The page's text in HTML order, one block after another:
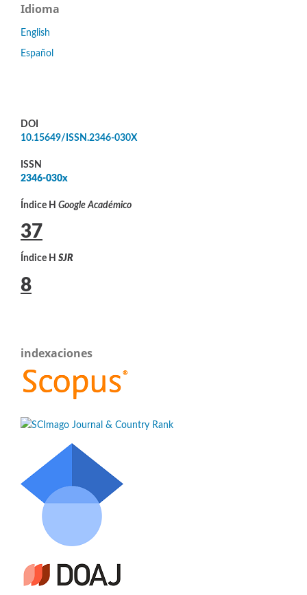
Idioma
English
Español
DOI
10.15649/ISSN.2346-030X
ISSN
2346-030x
Índice H Google Académico
37
Índice H SJR
8
indexaciones